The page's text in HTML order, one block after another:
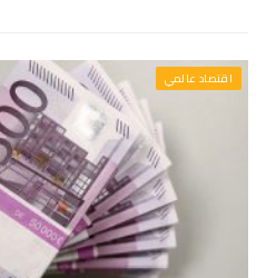
اقتصاد عالمي